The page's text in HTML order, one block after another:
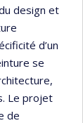
design et
d’un
se
Le projet
de